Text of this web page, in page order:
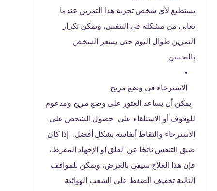
يستطيع لأي شخص تجربة هذا التمرين عندما
يعاني من مشكلة في التنفس، ويمكن تكرار
التمرين طوال اليوم حتى يشعر الشخص
بالتحسن.
الاسترخاء في وضع مريح
يمكن أن يساعد العثور على وضع مريح ومدعوم
للوقوف أو الاستلقاء على حصول الشخص على
الاسترخاء والتقاط أنفاسه بشكل أفضل. إذا كان
ضيق التنفس ناتجًا عن القلق أو الإجهاد المفرط،
فإن هذا العلاج سيفي بالغرض، ويمكن للمواقف
التالية تخفيف الضغط على الشعب الهوائية